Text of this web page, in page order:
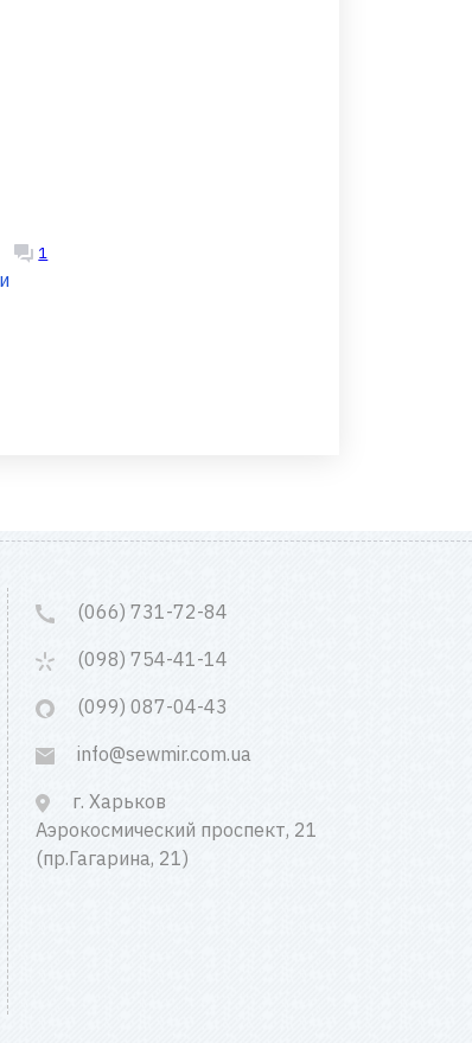
1
(066) 731-72-84
(098) 754-41-14
(099) 087-04-43
info@sewmir.com.ua
г. Харьков
Аэрокосмический проспект, 21
(пр.Гагарина, 21)